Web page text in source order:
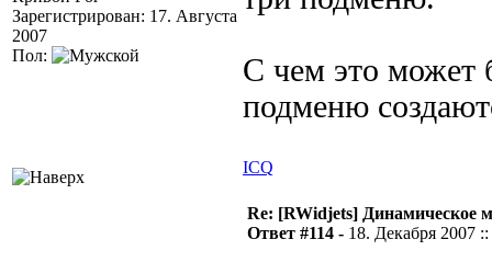
Зарегистрирован: 17. Августа
2007
Пол:
С чем это может
подменю
ICQ
Re: [RWidjets] Динамическое
Ответ #114 - 18. Декабря 2007